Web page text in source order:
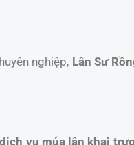
nghiệp, Lân Sư
dịch vụ múa lân khai